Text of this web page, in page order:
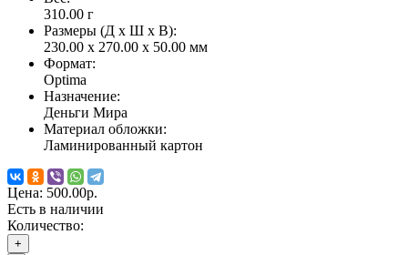
310.00 г
Размеры (Д x Ш x В):
230.00 x 270.00 x 50.00 мм
Формат:
Optima
Назначение:
Деньги Мира
Материал обложки:
Ламинированный картон
Цена: 500.00р.
Есть в наличии
Количество:
+